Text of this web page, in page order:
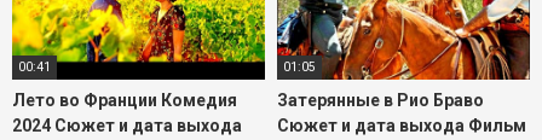
00:41
Лето во Франции Комедия
2024 Сюжет и дата выхода
01:05
Затерянные в Рио Браво
Сюжет и дата выхода Фильм